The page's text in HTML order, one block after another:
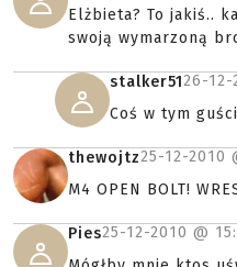
Elżbieta? To jakiś..
swoją wymarzoną
stalker5126-12-
Coś w tym
thewojtz25-12-2010
M4 OPEN BOLT!
Pies25-12-2010 @